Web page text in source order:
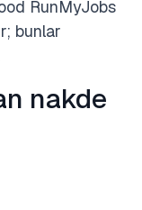
RunMyJobs
bunlar
nakde